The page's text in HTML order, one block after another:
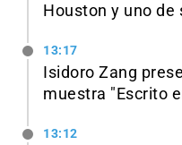
Houston y uno
13:17
Isidoro Zang
muestra "Escrito
13:12